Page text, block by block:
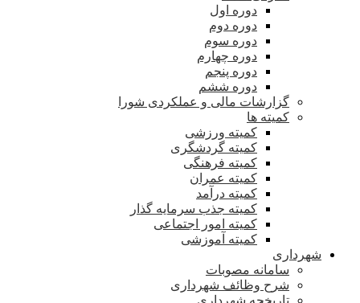
دوره اول
دوره دوم
دوره سوم
دوره چهارم
دوره پنجم
دوره ششم
گزارشات مالی و عملکردی شورا
کمیته ها
کمیته ورزشی
کمیته گردشگری
کمیته فرهنگی
کمیته عمران
کمیته درآمد
کمیته جذب سرمایه گذار
کمیته امور اجتماعی
کمیته آموزشی
شهرداری
سامانه مصوبات
شرح وظائف شهرداری
تاریخچه شهرداری